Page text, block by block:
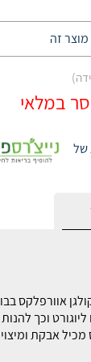
זה
במלאי
של
אוורפלקס
וכך
אבקת